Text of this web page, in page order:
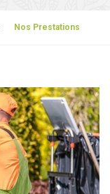
Nos Prestations